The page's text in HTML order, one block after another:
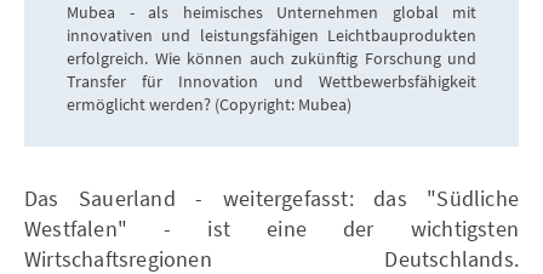
Mubea - als heimisches Unternehmen global mit
innovativen und leistungsfähigen Leichtbauprodukten
erfolgreich. Wie können auch zukünftig Forschung und
Transfer für Innovation und Wettbewerbsfähigkeit
ermöglicht werden? (Copyright: Mubea)
Das Sauerland - weitergefasst: das "Südliche
Westfalen" - ist eine der wichtigsten
Wirtschaftsregionen Deutschlands.